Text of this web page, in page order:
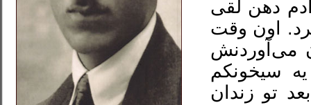
آدم دهن لقی
اون وقت
می‌آوردنش
سیخونکم
تو زندان